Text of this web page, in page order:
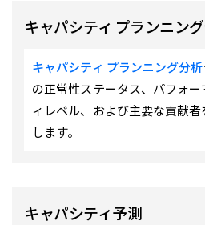
キャパシティ プランニン
キャパシティ プランニング分析
の正常性ステータス、パフォ
ィレベル、および主要な貢献
します。
キャパシティ予測